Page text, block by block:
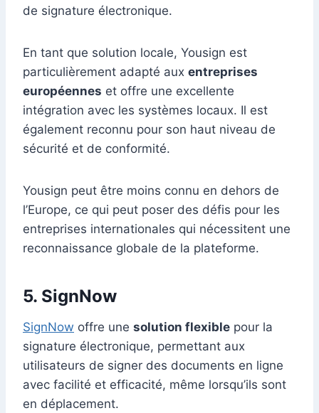
de signature électronique.
En tant que solution locale, Yousign est
particulièrement adapté aux entreprises
européennes et offre une excellente
intégration avec les systèmes locaux. Il est
également reconnu pour son haut niveau de
sécurité et de conformité.
Yousign peut être moins connu en dehors de
l’Europe, ce qui peut poser des défis pour les
entreprises internationales qui nécessitent une
reconnaissance globale de la plateforme.
5. SignNow
SignNow offre une solution flexible pour la
signature électronique, permettant aux
utilisateurs de signer des documents en ligne
avec facilité et efficacité, même lorsqu’ils sont
en déplacement.